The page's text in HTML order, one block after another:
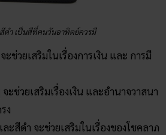
สีดำ เป็นสีที่คนวันอาทิตย์ควรมี
ะช่วยเสริมในเรื่องการเงิน และ การมี
ะช่วยเสริมเรื่องเงิน และอำนาจวาสนา
ง
ะสีดำ จะช่วยเสริมในเรื่องของโชคลาภ